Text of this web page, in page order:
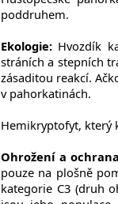
poddruhem.
Ekologie: Hvozdík
stráních a stepních
zásaditou reakcí.
v pahorkatinách.
Hemikryptofyt, který
Ohrožení a
pouze na plošně
kategorie C3 (druh